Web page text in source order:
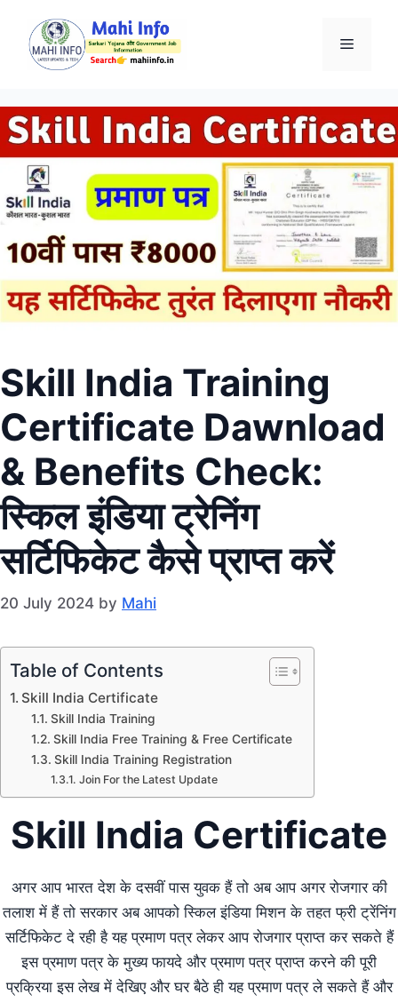
content
Menu
Skill India Training
Certificate Dawnload
& Benefits Check:
स्किल इंडिया ट्रेनिंग
सर्टिफिकेट कैसे प्राप्त करें
20 July 2024 by Mahi
Table of Contents
Skill India Certificate
Skill India Training
Skill India Free Training & Free Certificate
Skill India Training Registration
Join For the Latest Update
Skill India Certificate
अगर आप भारत देश के दसवीं पास युवक हैं तो अब आप अगर रोजगार की
तलाश में हैं तो सरकार अब आपको स्किल इंडिया मिशन के तहत फ्री ट्रेंनिंग
सर्टिफिकेट दे रही है यह प्रमाण पत्र लेकर आप रोजगार प्राप्त कर सकते हैं
इस प्रमाण पत्र के मुख्य फायदे और प्रमाण पत्र प्राप्त करने की पूरी
प्रक्रिया इस लेख में देखिए और घर बैठे ही यह प्रमाण पत्र ले सकते हैं और